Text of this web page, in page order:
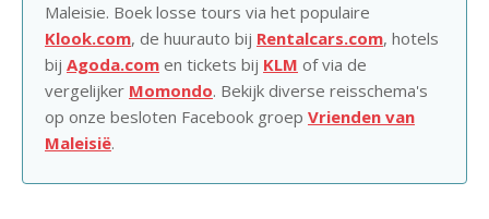
Maleisie. Boek losse tours via het populaire
Klook.com, de huurauto bij Rentalcars.com, hotels
bij Agoda.com en tickets bij KLM of via de
vergelijker Momondo. Bekijk diverse reisschema's
op onze besloten Facebook groep Vrienden van
Maleisië.